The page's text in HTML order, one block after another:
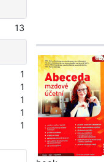
13
1
1
1
1
1